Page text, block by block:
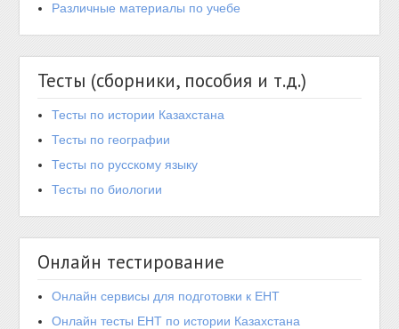
Различные материалы по учебе
Тесты (сборники, пособия и т.д.)
Тесты по истории Казахстана
Тесты по географии
Тесты по русскому языку
Тесты по биологии
Онлайн тестирование
Онлайн сервисы для подготовки к ЕНТ
Онлайн тесты ЕНТ по истории Казахстана